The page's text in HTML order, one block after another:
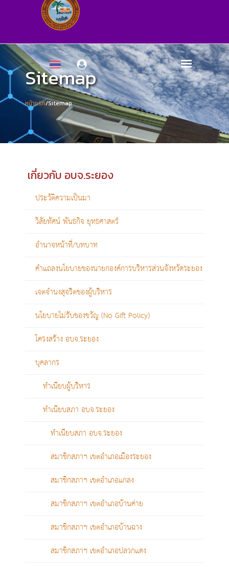
Sitemap
หน้าแรก/Sitemap
เกี่ยวกับ อบจ.ระยอง
ประวัติความเป็นมา
วิสัยทัศน์ พันธกิจ ยุทธศาสตร์
อํานาจหน้าที่/บทบาท
คำแถลงนโยบายของนายกองค์การบริหารส่วนจังหวัดระยอง
เจตจำนงสุจริตของผู้บริหาร
นโยบายไม่รับของขวัญ (No Gift Policy)
โครงสร้าง อบจ.ระยอง
บุคลากร
ทำเนียบผู้บริหาร
ทำเนียบสภา อบจ.ระยอง
ทำเนียบสภา อบจ.ระยอง
สมาชิกสภาฯ เขตอำเภอเมืองระยอง
สมาชิกสภาฯ เขตอำเภอแกลง
สมาชิกสภาฯ เขตอำเภอบ้านค่าย
สมาชิกสภาฯ เขตอำเภอบ้านฉาง
สมาชิกสภาฯ เขตอำเภอปลวกแดง